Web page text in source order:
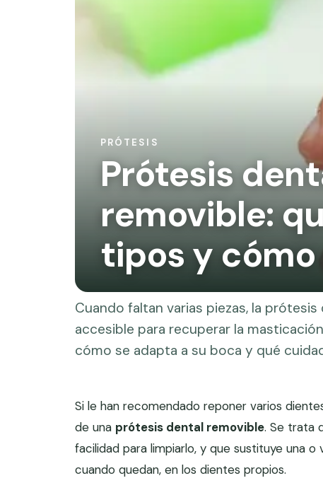
PRÓTESIS
Prótesis
removible:
tipos y
Cuando faltan varias piezas, la
accesible para recuperar la
cómo se adapta a su boca y qué
Si le han recomendado reponer varios
de una prótesis dental removible. Se trata
facilidad para limpiarlo, y que sustituye una o
cuando quedan, en los dientes propios.